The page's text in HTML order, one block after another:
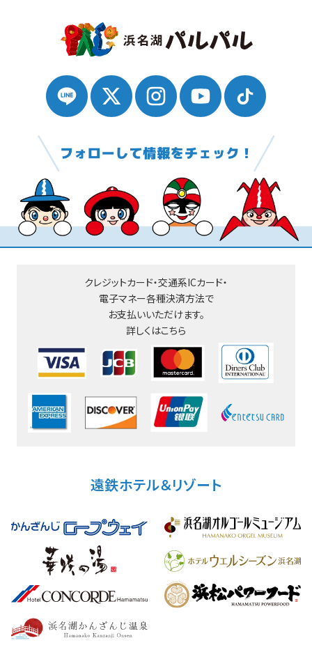
クレジットカード・交通系ICカード・
電子マネー各種決済方法で
お支払いいただけます。
詳しくはこちら
遠鉄ホテル＆リゾート